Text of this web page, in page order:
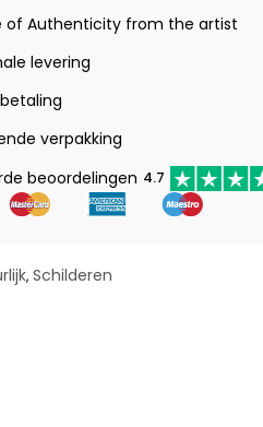
of Authenticity from the artist
levering
verpakking
beoordelingen 4.7
, Schilderen